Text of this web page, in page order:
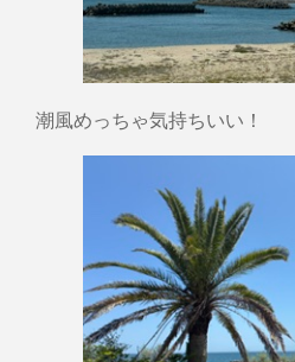
潮風めっちゃ気持ちいい！